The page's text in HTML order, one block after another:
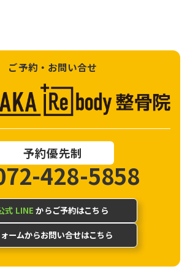
ご予約・お問い合せ
予約優先制
428-5858
式 LINE からご予約はこちら
ームからお問い合せはこちら